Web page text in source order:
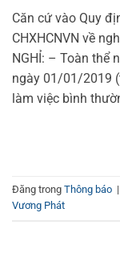
Căn cứ vào Quy
CHXHCNVN về
NGHỈ: – Toàn thể
ngày 01/01/2019
làm việc bình
Đăng trong Thông báo |
Vương Phát